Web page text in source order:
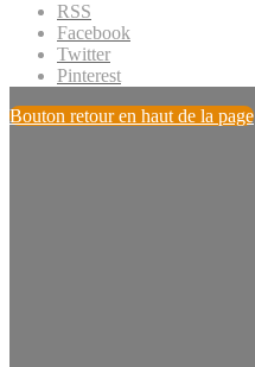
RSS
Facebook
Twitter
Pinterest
Bouton retour en haut de la page